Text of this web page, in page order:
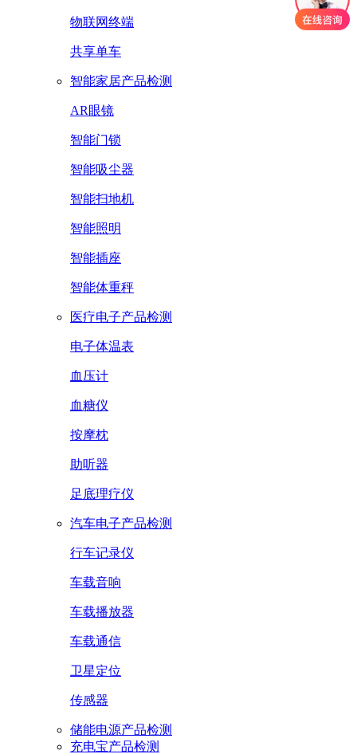
物联网终端
共享单车
智能家居产品检测
AR眼镜
智能门锁
智能吸尘器
智能扫地机
智能照明
智能插座
智能体重秤
医疗电子产品检测
电子体温表
血压计
血糖仪
按摩枕
助听器
足底理疗仪
汽车电子产品检测
行车记录仪
车载音响
车载播放器
车载通信
卫星定位
传感器
储能电源产品检测
充电宝产品检测